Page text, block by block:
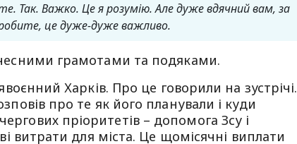
Так. Важко. Це я розумію. Але дуже вдячний вам, за
це дуже-дуже важливо.
грамотами та подяками.
Харків. Про це говорили на зустрічі.
про те як його планували і куди
пріоритетів – допомога Зсу і
витрати для міста. Це щомісячні виплати